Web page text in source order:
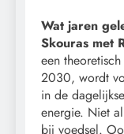
Wat jaren
Skouras met
een
2030, wordt
in de
energie. Niet
bij voedsel.